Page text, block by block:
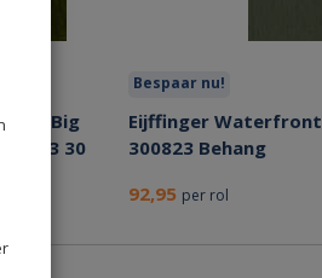
Big
423 30
Bespaar nu!
Eijffinger Waterfront
300823 Behang
92,95 per rol